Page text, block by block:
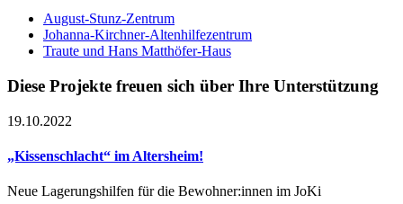
August-Stunz-Zentrum
Johanna-Kirchner-Altenhilfezentrum
Traute und Hans Matthöfer-Haus
Diese Projekte freuen sich über Ihre Unterstützung
19.10.2022
„Kissenschlacht“ im Altersheim!
Neue Lagerungshilfen für die Bewohner:innen im JoKi